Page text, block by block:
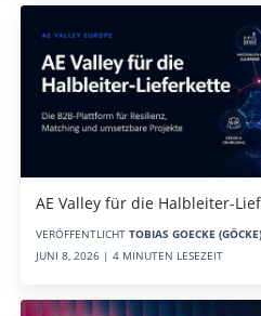
AE Valley für die Halbleiter-
VERÖFFENTLICHT TOBIAS GOECKE
JUNI 8, 2026 | 4 MINUTEN LESEZEIT